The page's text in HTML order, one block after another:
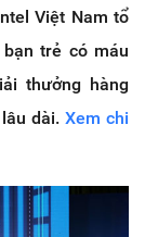
Việt Nam tổ
trẻ có máu
thưởng hàng
dài.Xem chi